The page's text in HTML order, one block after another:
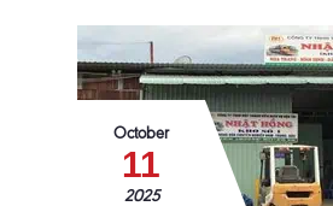
October
11
2025